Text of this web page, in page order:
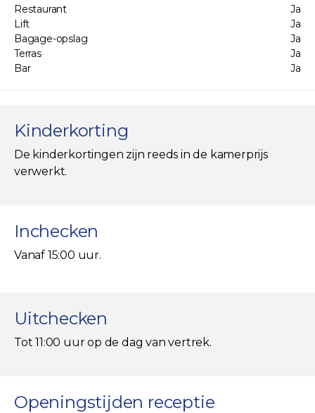
Restaurant
Ja
Lift
Ja
Bagage-opslag
Ja
Terras
Ja
Bar
Ja
Kinderkorting
De kinderkortingen zijn reeds in de kamerprijs
verwerkt.
Inchecken
Vanaf 15:00 uur.
Uitchecken
Tot 11:00 uur op de dag van vertrek.
Openingstijden receptie